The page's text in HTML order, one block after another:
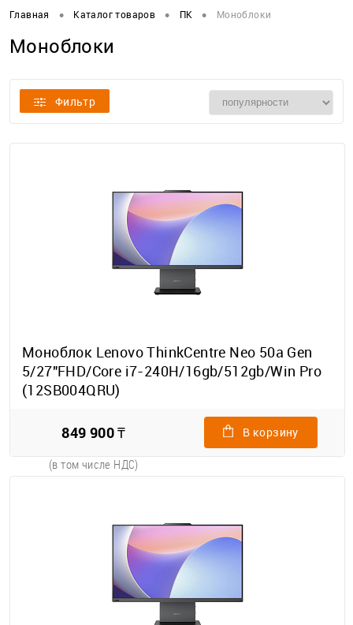
Главная • Каталог товаров • ПК • Моноблоки
Моноблоки
Фильтр
Моноблок Lenovo ThinkCentre Neo 50a Gen
5/27"FHD/Core i7-240H/16gb/512gb/Win Pro
(12SB004QRU)
849 900 ₸
(в том числе НДС)
В корзину